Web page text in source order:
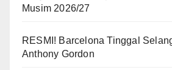
Musim 2026/27
RESMI! Barcelona Tinggal
Anthony Gordon